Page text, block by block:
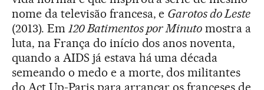
nome da televisão francesa, e Garotos do Leste
(2013). Em 120 Batimentos por Minuto mostra a
luta, na França do início dos anos noventa,
quando a AIDS já estava há uma década
semeando o medo e a morte, dos militantes
do Act Up-Paris para arrancar os franceses de